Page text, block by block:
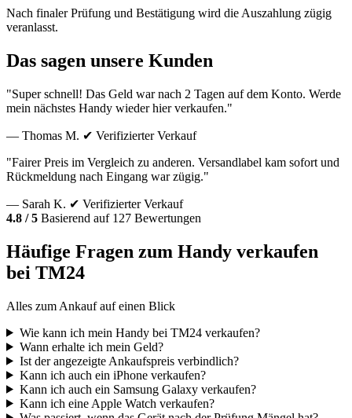
Nach finaler Prüfung und Bestätigung wird die Auszahlung zügig
veranlasst.
Das sagen unsere Kunden
"Super schnell! Das Geld war nach 2 Tagen auf dem Konto. Werde
mein nächstes Handy wieder hier verkaufen."
— Thomas M. ✔ Verifizierter Verkauf
"Fairer Preis im Vergleich zu anderen. Versandlabel kam sofort und
Rückmeldung nach Eingang war zügig."
— Sarah K. ✔ Verifizierter Verkauf
4.8 / 5 Basierend auf 127 Bewertungen
Häufige Fragen zum Handy verkaufen
bei TM24
Alles zum Ankauf auf einen Blick
Wie kann ich mein Handy bei TM24 verkaufen?
Wann erhalte ich mein Geld?
Ist der angezeigte Ankaufspreis verbindlich?
Kann ich auch ein iPhone verkaufen?
Kann ich auch ein Samsung Galaxy verkaufen?
Kann ich eine Apple Watch verkaufen?